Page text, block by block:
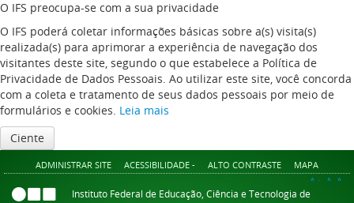
O IFS preocupa-se com a sua privacidade
O IFS poderá coletar informações básicas sobre a(s) visita(s)
realizada(s) para aprimorar a experiência de navegação dos
visitantes deste site, segundo o que estabelece a Política de
Privacidade de Dados Pessoais. Ao utilizar este site, você concorda
com a coleta e tratamento de seus dados pessoais por meio de
formulários e cookies. Leia mais
Ciente
ADMINISTRAR SITE ACESSIBILIDADE - ALTO CONTRASTE MAPA
A+ A A-
Instituto Federal de Educação, Ciência e Tecnologia de